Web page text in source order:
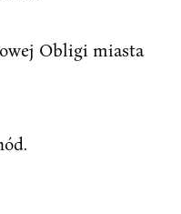
Obligi miasta